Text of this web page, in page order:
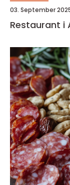
03. September
Restaurant i